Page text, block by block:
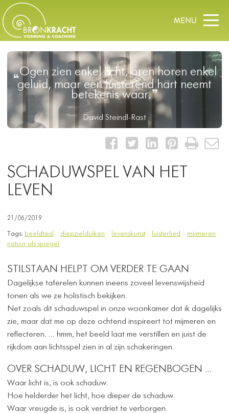
Ogen zien enkel licht, oren horen enkel
geluid, maar een luisterend hart neemt
betekenis waar.
David Steindl-Rast
SCHADUWSPEL VAN HET
LEVEN
21/06/2019
Tags: beeldtaal diepzielduiken levenskunst luisterlied
mijmeren
natuur als spiegel
STILSTAAN HELPT OM VERDER TE GAAN
Dagelijkse taferelen kunnen ineens zoveel levenswijsheid
tonen als we ze holistisch bekijken.
Net zoals dit schaduwspel in onze woonkamer dat ik dagelijks
zie, maar dat me op deze ochtend inspireert tot mijmeren en
reflecteren. ... hmm, het beeld laat me verstillen en juist de
rijkdom aan lichtsspel zien in al zijn schakeringen.
OVER SCHADUW, LICHT EN REGENBOGEN ...
Waar licht is, is ook schaduw.
Hoe helderder het licht, hoe dieper de schaduw.
Waar vreugde is, is ook verdriet te verborgen.